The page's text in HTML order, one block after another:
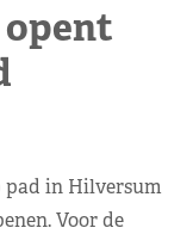
pad in Hilversum
Voor de